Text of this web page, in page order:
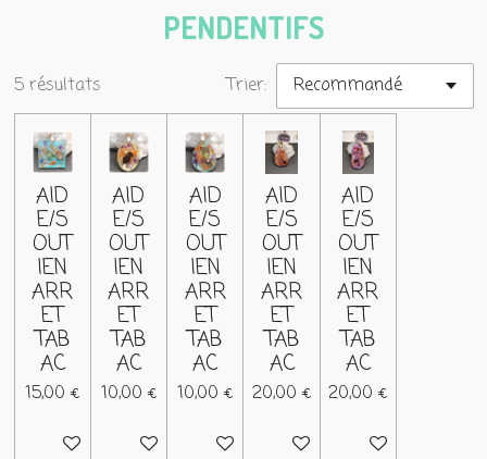
PENDENTIFS
5 résultats Trier:
AID
E/S
OUT
IEN
ARR
ET
TAB
AC
15,00 €
Ajouter au panier
AID
E/S
OUT
IEN
ARR
ET
TAB
AC
10,00 €
Ajouter au panier
AID
E/S
OUT
IEN
ARR
ET
TAB
AC
10,00 €
Ajouter au panier
AID
E/S
OUT
IEN
ARR
ET
TAB
AC
20,00 €
Ajouter au panier
AID
E/S
OUT
IEN
ARR
ET
TAB
AC
20,00 €
Ajouter au panier